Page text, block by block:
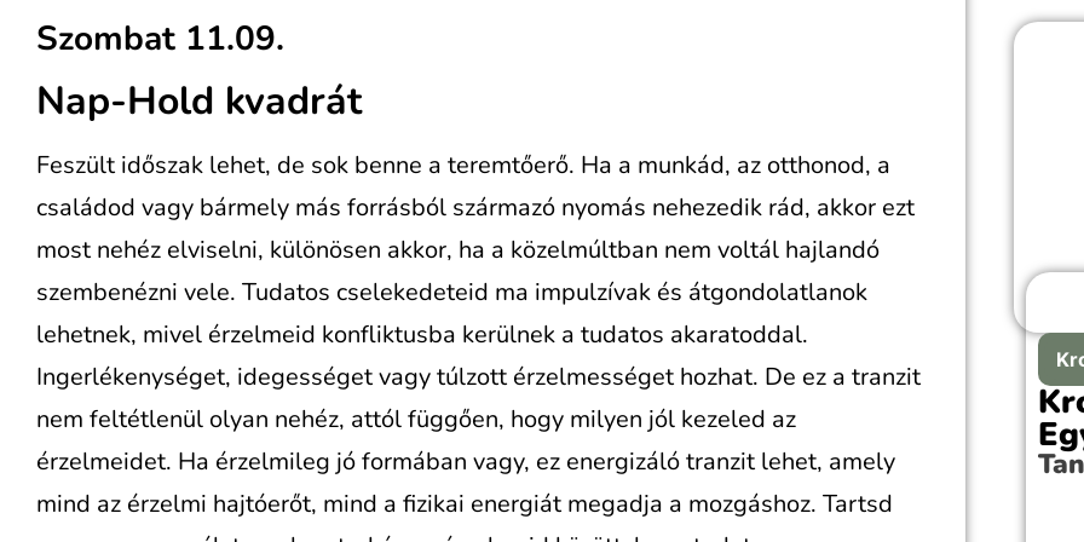
Szombat 11.09.
Nap-Hold kvadrát
Feszült időszak lehet, de sok benne a teremtőerő. Ha a munkád, az otthonod, a
családod vagy bármely más forrásból származó nyomás nehezedik rád, akkor ezt
most nehéz elviselni, különösen akkor, ha a közelmúltban nem voltál hajlandó
szembenézni vele. Tudatos cselekedeteid ma impulzívak és átgondolatlanok
lehetnek, mivel érzelmeid konfliktusba kerülnek a tudatos akaratoddal.
Ingerlékenységet, idegességet vagy túlzott érzelmességet hozhat. De ez a tranzit
nem feltétlenül olyan nehéz, attól függően, hogy milyen jól kezeled az
érzelmeidet. Ha érzelmileg jó formában vagy, ez energizáló tranzit lehet, amely
mind az érzelmi hajtóerőt, mind a fizikai energiát megadja a mozgáshoz. Tartsd
Ez
A